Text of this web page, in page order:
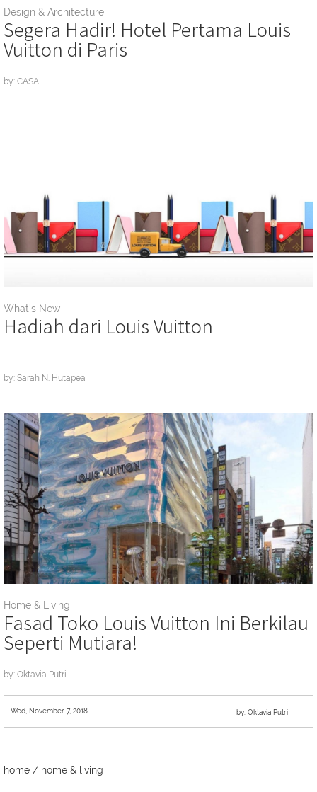
Design & Architecture
Segera Hadir! Hotel Pertama Louis
Vuitton di Paris
by: CASA
What's New
Hadiah dari Louis Vuitton
by: Sarah N. Hutapea
Home & Living
Fasad Toko Louis Vuitton Ini Berkilau
Seperti Mutiara!
by: Oktavia Putri
Wed, November 7, 2018 by: Oktavia Putri
home / home & living